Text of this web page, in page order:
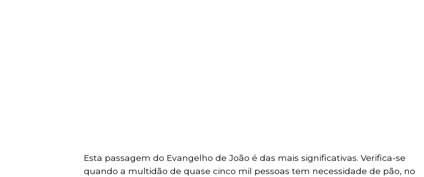
Esta passagem do Evangelho de João é das mais significativas. Verifica-se
quando a multidão de quase cinco mil pessoas tem necessidade de pão, no